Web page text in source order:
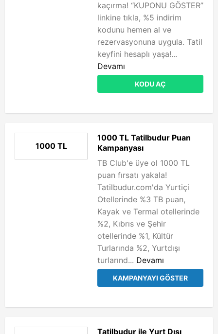
kaçırma! “KUPONU GÖSTER”
linkine tıkla, %5 indirim
kodunu hemen al ve
rezervasyonuna uygula. Tatil
keyfini hesaplı yaşa!...
Devamı
KODU AÇ
1000 TL
1000 TL Tatilbudur Puan
Kampanyası
TB Club'e üye ol 1000 TL
puan fırsatı yakala!
Tatilbudur.com'da Yurtiçi
Otellerinde %3 TB puan,
Kayak ve Termal otellerinde
%2, Kıbrıs ve Şehir
otellerinde %1, Kültür
Turlarında %2, Yurtdışı
turlarınd... Devamı
KAMPANYAYI GÖSTER
Tatilbudur ile Yurt Dışı